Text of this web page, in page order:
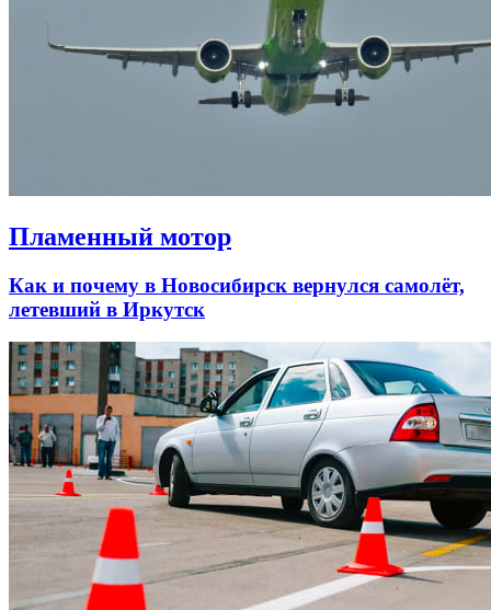
Пламенный мотор
Как и почему в Новосибирск вернулся самолёт,
летевший в Иркутск